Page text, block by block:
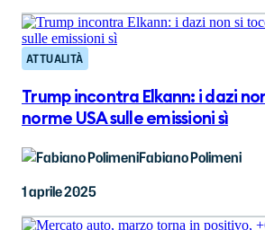
ATTUALITÀ
Trump incontra Elkann: i dazi
norme USA sulle emissioni sì
Fabiano Polimeni
1 aprile 2025